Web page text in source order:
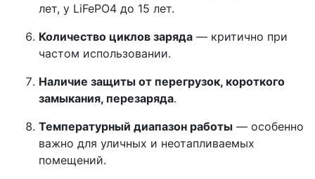
лет, у LiFePO4 до 15 лет.
Количество циклов заряда — критично при
частом использовании.
Наличие защиты от перегрузок, короткого
замыкания, перезаряда.
Температурный диапазон работы — особенно
важно для уличных и неотапливаемых
помещений.